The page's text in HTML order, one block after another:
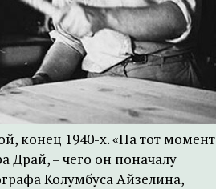
конец 1940-х. «На тот момент
Драй, – чего он поначалу
Колумбуса Айзелина,